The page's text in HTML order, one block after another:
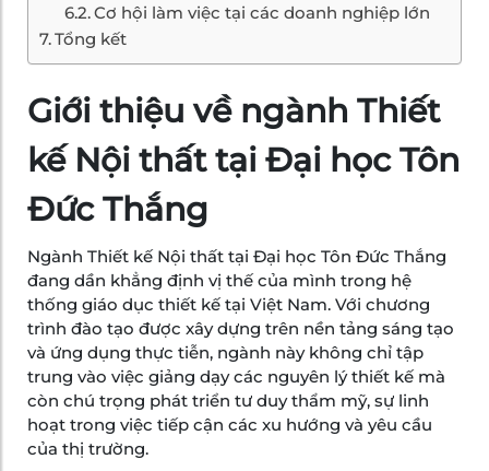
Cơ hội làm việc tại các doanh nghiệp lớn
Tổng kết
Giới thiệu về ngành Thiết
kế Nội thất tại Đại học Tôn
Đức Thắng
Ngành Thiết kế Nội thất tại Đại học Tôn Đức Thắng
đang dần khẳng định vị thế của mình trong hệ
thống giáo dục thiết kế tại Việt Nam. Với chương
trình đào tạo được xây dựng trên nền tảng sáng tạo
và ứng dụng thực tiễn, ngành này không chỉ tập
trung vào việc giảng dạy các nguyên lý thiết kế mà
còn chú trọng phát triển tư duy thẩm mỹ, sự linh
hoạt trong việc tiếp cận các xu hướng và yêu cầu
của thị trường.